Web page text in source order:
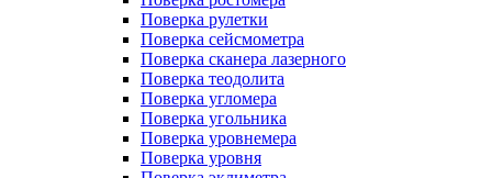
Поверка рулетки
Поверка сейсмометра
Поверка сканера лазерного
Поверка теодолита
Поверка угломера
Поверка угольника
Поверка уровнемера
Поверка уровня